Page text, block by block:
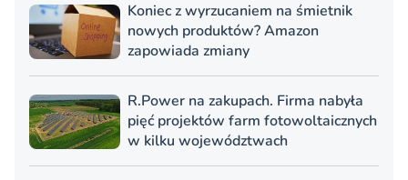
Koniec z wyrzucaniem na śmietnik
nowych produktów? Amazon
zapowiada zmiany
R.Power na zakupach. Firma nabyła
pięć projektów farm fotowoltaicznych
w kilku województwach